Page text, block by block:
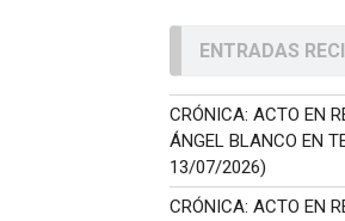
ENTRADAS
CRÓNICA: ACTO EN
ÁNGEL BLANCO EN
13/07/2026)
CRÓNICA: ACTO EN